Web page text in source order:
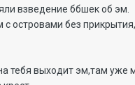
взведение ббшек об эм.
с островами без
тебя выходит эм,там